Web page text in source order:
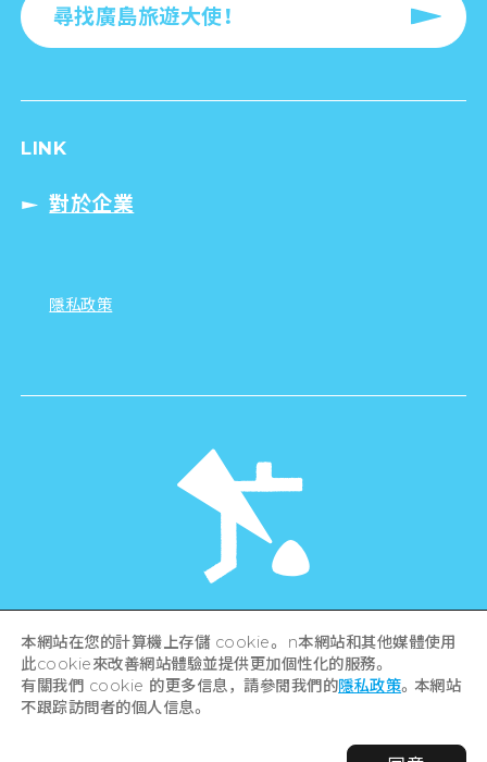
尋找廣島旅遊大使！
LINK
對於企業
隱私政策
Hiroshima Prefecture / Hiroshima City .
All rights reserved
本網站在您的計算機上存儲 cookie。 n本網站和其他媒體使用
此cookie來改善網站體驗並提供更加個性化的服務。
有關我們 cookie 的更多信息，請參閱我們的隱私政策。本網站
不跟踪訪問者的個人信息。